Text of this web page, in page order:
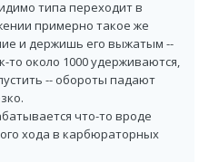
типа переходит в
примерно такое же
и держишь его выжатым --
около 1000 удерживаются,
-- обороты падают
что-то вроде
хода в карбюраторных